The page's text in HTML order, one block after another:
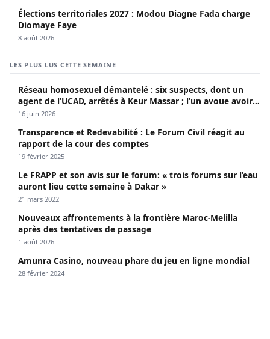
Élections territoriales 2027 : Modou Diagne Fada charge
Diomaye Faye
8 août 2026
LES PLUS LUS CETTE SEMAINE
Réseau homosexuel démantelé : six suspects, dont un
agent de l’UCAD, arrêtés à Keur Massar ; l’un avoue avoir
propagé le VIH depuis 2018
16 juin 2026
Transparence et Redevabilité : Le Forum Civil réagit au
rapport de la cour des comptes
19 février 2025
Le FRAPP et son avis sur le forum: « trois forums sur l’eau
auront lieu cette semaine à Dakar »
21 mars 2022
Nouveaux affrontements à la frontière Maroc-Melilla
après des tentatives de passage
1 août 2026
Amunra Casino, nouveau phare du jeu en ligne mondial
28 février 2024